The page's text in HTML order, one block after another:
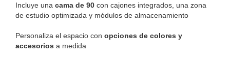
Incluye una cama de 90 con cajones integrados, una zona
de estudio optimizada y módulos de almacenamiento
Personaliza el espacio con opciones de colores y
accesorios a medida